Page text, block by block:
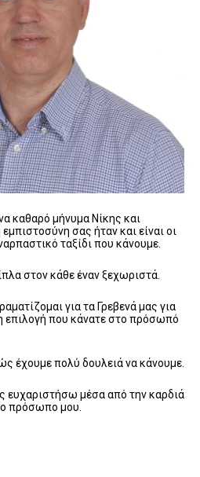
καθαρό μήνυμα Νίκης και
σας ήταν και είναι οι
ταξίδι που κάνουμε.
στον κάθε έναν ξεχωριστά.
για τα Γρεβενά μας για
επιλογή που κάνατε στο πρόσωπό
έχουμε πολύ δουλειά να κάνουμε.
ευχαριστήσω μέσα από την καρδιά
πρόσωπο μου.